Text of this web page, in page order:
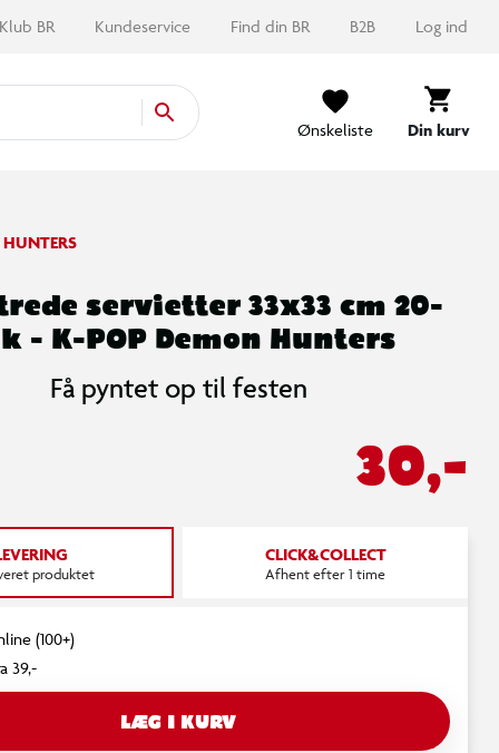
Klub BR Kundeservice Find din BR B2B Log ind
Ønskeliste Din kurv
servietter 33x33 cm 20-
- K-POP Demon Hunters
Få pyntet op til festen
30,-
produktet
CLICK&COLLECT
Afhent efter 1 time
(100+)
39,-
LÆG I KURV